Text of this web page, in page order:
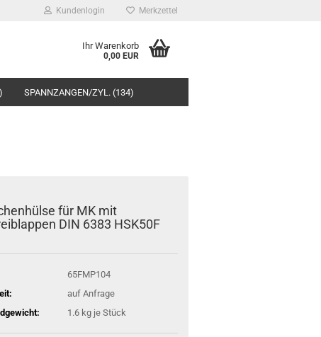
Kundenlogin Merkzettel
Ihr Warenkorb
0,00 EUR
SPANNZANGEN/ZYL. (134)
für MK mit
DIN 6383 HSK50F
65FMP104
auf Anfrage
1.6kg je Stück